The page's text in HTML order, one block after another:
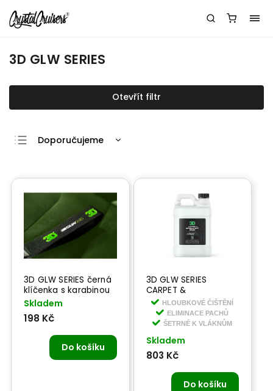
3D GLW SERIES
Otevřít filtr
Doporučujeme
Nejdražší
Nejprodávanější
Abecedně
3D GLW SERIES černá
klíčenka s karabinou
Skladem
198 Kč
Do košíku
3D GLW SERIES
CARPET &
UPHOLSTERY WASH 1,9
l - čistič na koberce a
čalounění
HLOUBKOVÉ ČIŠTĚNÍ
ELIMINACE PACHŮ
ŠETRNÉ K VLÁKNŮM
Skladem
803 Kč
Do košíku